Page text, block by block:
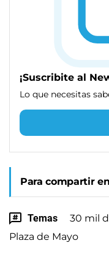
¡Suscribite al
Lo que necesitas
Para compartir
Temas 30 mil
Plaza de Mayo